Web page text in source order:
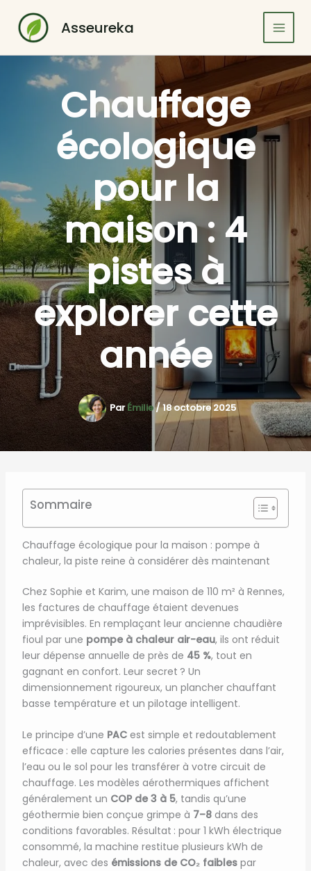
contenu
Asseureka
Chauffage
écologique
pour la
maison : 4
pistes à
explorer cette
année
ParÉmilie/18 octobre 2025
Sommaire
Chauffage écologique pour la maison : pompe à
chaleur, la piste reine à considérer dès maintenant
Chez Sophie et Karim, une maison de 110 m² à Rennes,
les factures de chauffage étaient devenues
imprévisibles. En remplaçant leur ancienne chaudière
fioul par une pompe à chaleur air-eau, ils ont réduit
leur dépense annuelle de près de 45 %, tout en
gagnant en confort. Leur secret ? Un
dimensionnement rigoureux, un plancher chauffant
basse température et un pilotage intelligent.
Le principe d’une PACest simple et redoutablement
efficace : elle capture les calories présentes dans l’air,
l’eau ou le sol pour les transférer à votre circuit de
chauffage. Les modèles aérothermiques affichent
généralement un COP de 3 à 5, tandis qu’une
géothermie bien conçue grimpe à 7–8dans des
conditions favorables. Résultat : pour 1 kWh électrique
consommé, la machine restitue plusieurs kWh de
chaleur, avec des émissions de CO₂ faiblespar